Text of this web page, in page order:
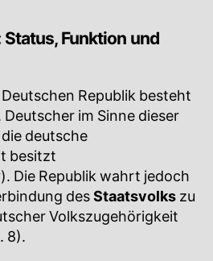
Status, Funktion und
Republik besteht
im Sinne dieser
deutsche
besitzt
Die Republik wahrt jedoch
desStaatsvolks zu
Volkszugehörigkeit
8).